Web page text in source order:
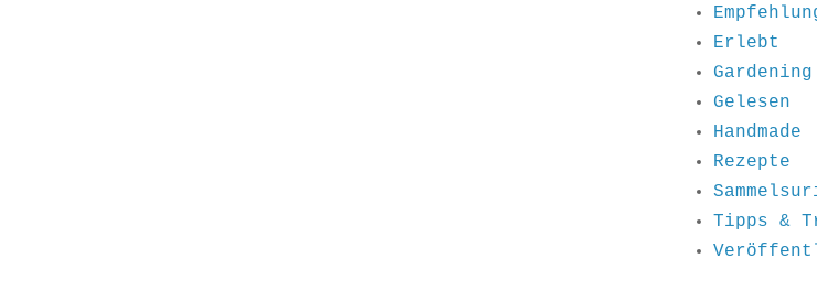
Erlebt
Gardening
Gelesen
Handmade
Rezepte
Tipps &